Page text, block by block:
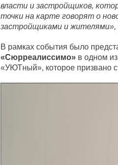
власти и застройщиков,
точки на карте говорят о
застройщиками и жителями»,
В рамках события было
«Сюрреалиссимо» в одном
«УЮТный», которое призвано